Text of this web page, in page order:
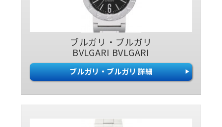
ブルガリ・ブルガリ
BVLGARI BVLGARI
ブルガリ・ブルガリ 詳細